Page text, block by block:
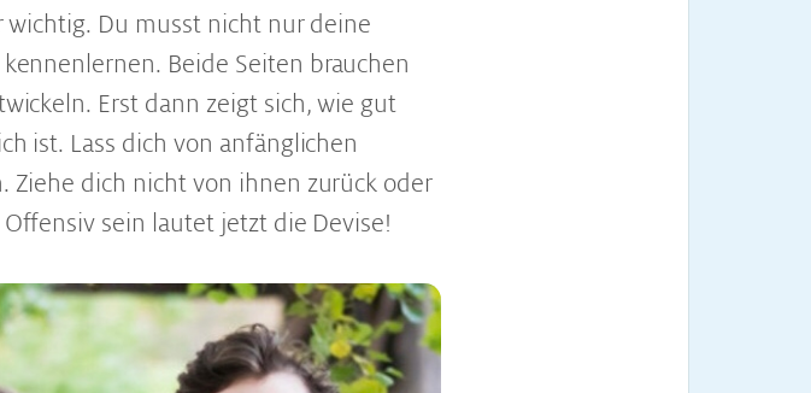
Du musst nicht nur deine
Beide Seiten brauchen
Erst dann zeigt sich, wie gut
ist. Lass dich von anfänglichen
dich nicht von ihnen zurück oder
sein lautet jetzt die Devise!